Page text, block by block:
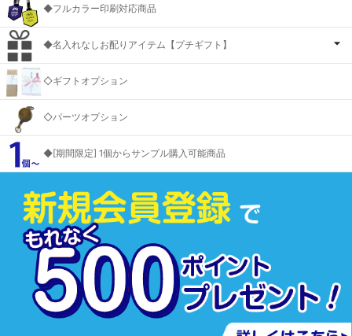
◆フルカラー印刷対応商品
◆名入れなしお配りアイテム【プチギフト】
◇ギフトオプション
◇パーツオプション
◆[期間限定] 1個からサンプル購入可能商品